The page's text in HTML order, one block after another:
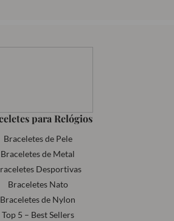
para Relógios
Braceletes de Pele
Braceletes de Metal
Desportivas
Braceletes Nato
Braceletes de Nylon
Top 5 – Best Sellers